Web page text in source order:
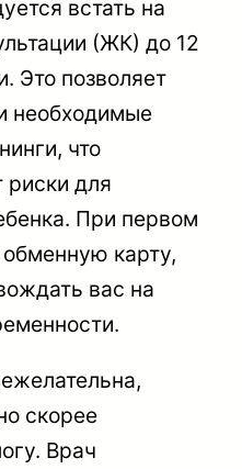
встать на
(ЖК) до 12
Это позволяет
необходимые
что
риски для
При первом
карту,
вас на
скорее
Врач